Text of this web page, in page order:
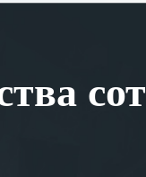
Мы высоко ценим